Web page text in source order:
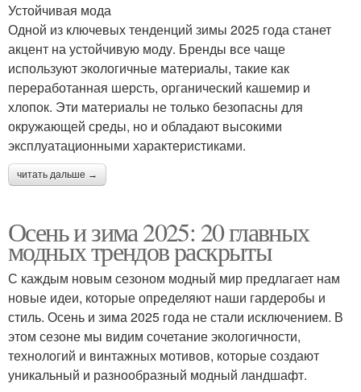
Устойчивая мода
Одной из ключевых тенденций зимы 2025 года станет
акцент на устойчивую моду. Бренды все чаще
используют экологичные материалы, такие как
переработанная шерсть, органический кашемир и
хлопок. Эти материалы не только безопасны для
окружающей среды, но и обладают высокими
эксплуатационными характеристиками.
читать дальше →
Осень и зима 2025: 20 главных
модных трендов раскрыты
С каждым новым сезоном модный мир предлагает нам
новые идеи, которые определяют наши гардеробы и
стиль. Осень и зима 2025 года не стали исключением. В
этом сезоне мы видим сочетание экологичности,
технологий и винтажных мотивов, которые создают
уникальный и разнообразный модный ландшафт.